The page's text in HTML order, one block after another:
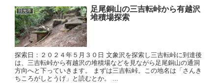
日光市
足尾銅山の三吉転峠から有越沢
堆積場探索
探索日：２０２４年５月３０日 文象沢を探索し三吉転峠に到達後
は、三吉転峠から有越沢の堆積場などを見ながら足尾銅山の通洞
方向へと下っていきます。 まずは三吉転峠。この地名は「さんき
ちころがしとうげ」と読むとか。 ...